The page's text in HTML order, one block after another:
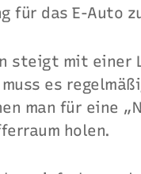
für das E-Auto
steigt mit einer
es
man für eine
holen.